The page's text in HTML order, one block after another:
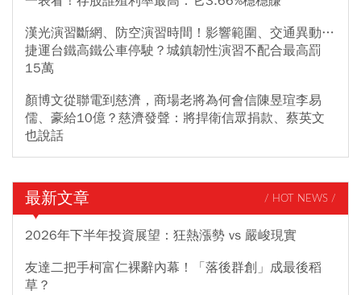
漢光演習斷網、防空演習時間！影響範圍、交通異動…
捷運台鐵高鐵公車停駛？城鎮韌性演習不配合最高罰
15萬
顏博文從聯電到慈濟，商場老將為何會信陳昱瑄李易
儒、豪給10億？慈濟發聲：將捍衛信眾捐款、蔡英文
也說話
最新文章 / HOT NEWS /
2026年下半年投資展望：狂熱漲勢 vs 嚴峻現實
友達二把手柯富仁裸辭內幕！「落後群創」成最後稻
草？